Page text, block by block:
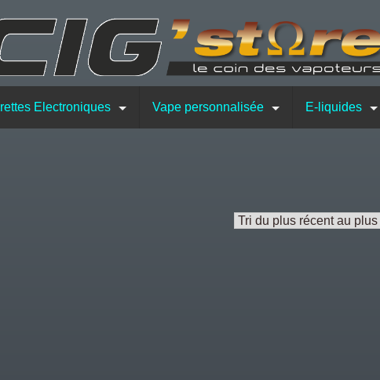
Electroniques Vape personnalisée E-liquides